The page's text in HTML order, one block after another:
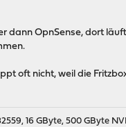
dann OpnSense, dort
oft nicht, weil die
16 GByte, 500 GByte